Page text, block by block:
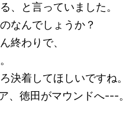
、と言っていました。
なんでしょうか？
終わりで、
決着してほしいですね。
、徳田がマウンドへ---。